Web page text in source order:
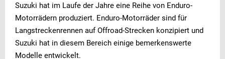
Suzuki hat im Laufe der Jahre eine Reihe von Enduro-
Motorrädern produziert. Enduro-Motorräder sind für
Langstreckenrennen auf Offroad-Strecken konzipiert und
Suzuki hat in diesem Bereich einige bemerkenswerte
Modelle entwickelt.